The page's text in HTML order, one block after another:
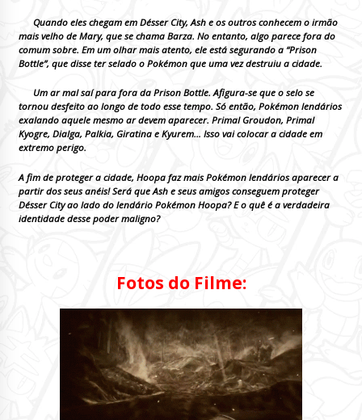
Quando eles chegam em Désser City, Ash e os outros conhecem o irmão
mais velho de Mary, que se chama Barza. No entanto, algo parece fora do
comum sobre. Em um olhar mais atento, ele está segurando a “Prison
Bottle”, que disse ter selado o Pokémon que uma vez destruiu a cidade.
Um ar mal saí para fora da Prison Bottle. Afigura-se que o selo se
tornou desfeito ao longo de todo esse tempo. Só então, Pokémon lendários
exalando aquele mesmo ar devem aparecer. Primal Groudon, Primal
Kyogre, Dialga, Palkia, Giratina e Kyurem… Isso vai colocar a cidade em
extremo perigo.
A fim de proteger a cidade, Hoopa faz mais Pokémon lendários aparecer a
partir dos seus anéis! Será que Ash e seus amigos conseguem proteger
Désser City ao lado do lendário Pokémon Hoopa? E o quê é a verdadeira
identidade desse poder maligno?
Fotos do Filme: